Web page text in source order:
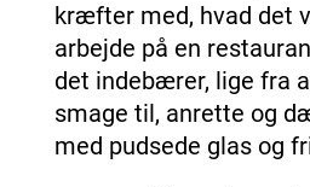
kræfter med, hvad det
arbejde på en
det indebærer, lige fra
smage til, anrette og
med pudsede glas og